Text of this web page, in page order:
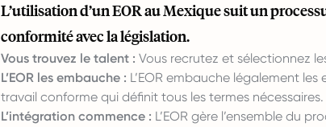
L’utilisation d’un EOR au Mexique suit un
conformité avec la législation.
Vous trouvez le talent : Vous recrutez et sélectionnez
L’EOR les embauche : L’EOR embauche légalement
travail conforme qui définit tous les termes nécessaires.
L’intégration commence : L’EOR gère l’ensemble du